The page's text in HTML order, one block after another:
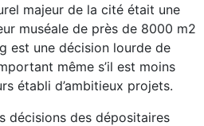
majeur de la cité était une
muséale de près de 8000 m2
est une décision lourde de
même s’il est moins
établi d’ambitieux projets.
décisions des dépositaires